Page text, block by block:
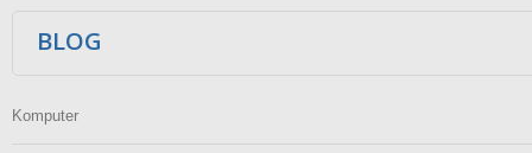
BLOG
Komputer